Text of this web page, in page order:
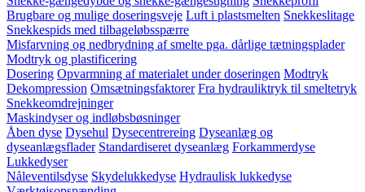
Brugbare og mulige doseringsveje Luft i plastsmelten Snekkeslitage
Snekkespids med tilbageløbsspærre
Misfarvning og nedbrydning af smelte pga. dårlige tætningsplader
Modtryk og plastificering
Dosering Opvarmning af materialet under doseringen Modtryk
Dekompression Omsætningsfaktorer Fra hydrauliktryk til smeltetryk
Snekkeomdrejninger
Maskindyser og indløbsbøsninger
Åben dyse Dysehul Dysecentrereing Dyseanlæg og
dyseanlægsflader Standardiseret dyseanlæg Forkammerdyse
Lukkedyser
Nåleventilsdyse Skydelukkedyse Hydraulisk lukkedyse